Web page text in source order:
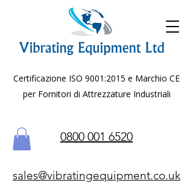
Certificazione ISO 9001:2015 e Marchio CE
per Fornitori di Attrezzature Industriali
0800 001 6520
sales@vibratingequipment.co.uk